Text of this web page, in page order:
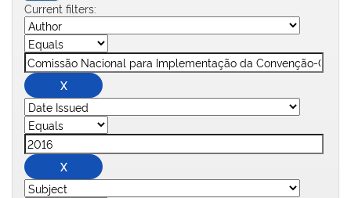
Current filters: